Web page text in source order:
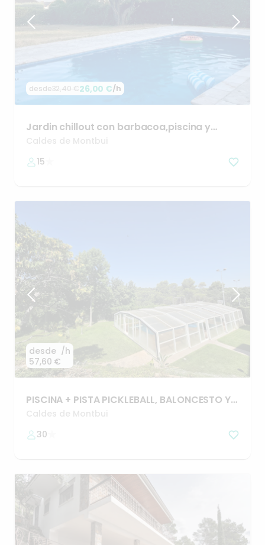
desde32,40 €26,00 €/h
Jardin chillout con barbacoa​,​piscina y
deportes
Caldes de Montbui
15
desde
57,60 €
/h
PISCINA + PISTAPICKLEBALL​,​ BALONCESTO Y
OTROS
Caldes de Montbui
30